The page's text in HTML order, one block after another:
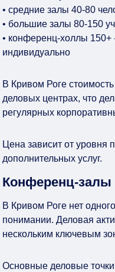
• средние залы 40-80
• большие залы 80-150
• конференц-холлы 150+
индивидуально
В Кривом Роге
деловых центрах, что
регулярных
Цена зависит от уровня
дополнительных услуг.
Конференц-залы
В Кривом Роге нет
понимании. Деловая
нескольким ключевым
Основные деловые